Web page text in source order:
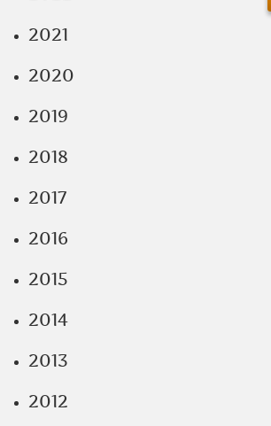
2021
2020
2019
2018
2017
2016
2015
2014
2013
2012